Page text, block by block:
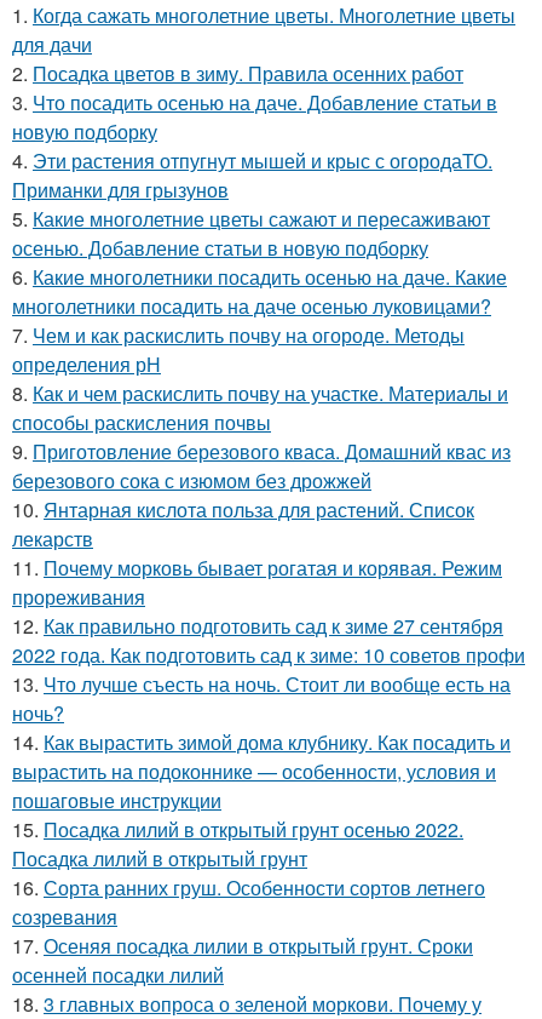
1. Когда сажать многолетние цветы. Многолетние цветы
для дачи
2. Посадка цветов в зиму. Правила осенних работ
3. Что посадить осенью на даче. Добавление статьи в
новую подборку
4. Эти растения отпугнут мышей и крыс с огородаТО.
Приманки для грызунов
5. Какие многолетние цветы сажают и пересаживают
осенью. Добавление статьи в новую подборку
6. Какие многолетники посадить осенью на даче. Какие
многолетники посадить на даче осенью луковицами?
7. Чем и как раскислить почву на огороде. Методы
определения рН
8. Как и чем раскислить почву на участке. Материалы и
способы раскисления почвы
9. Приготовление березового кваса. Домашний квас из
березового сока с изюмом без дрожжей
10. Янтарная кислота польза для растений. Список
лекарств
11. Почему морковь бывает рогатая и корявая. Режим
прореживания
12. Как правильно подготовить сад к зиме 27 сентября
2022 года. Как подготовить сад к зиме: 10 советов профи
13. Что лучше съесть на ночь. Стоит ли вообще есть на
ночь?
14. Как вырастить зимой дома клубнику. Как посадить и
вырастить на подоконнике — особенности, условия и
пошаговые инструкции
15. Посадка лилий в открытый грунт осенью 2022.
Посадка лилий в открытый грунт
16. Сорта ранних груш. Особенности сортов летнего
созревания
17. Осеняя посадка лилии в открытый грунт. Сроки
осенней посадки лилий
18. 3 главных вопроса о зеленой моркови. Почему у